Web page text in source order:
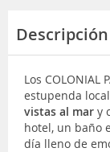
Descripción
Los COLONIAL
estupenda
vistas al mar y
hotel, un baño
día lleno de